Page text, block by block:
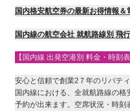
国内格安航空券の最新お得情報＆
国内線の航空会社 就航路線別 飛
【国内線 出発空港別 料金・時刻
安心と信頼で創業2７年のリバテ
国内線における、全就航路線の格
予約が出来ます。空席状況・時刻